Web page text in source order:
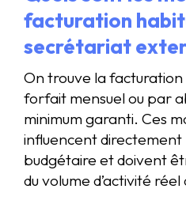
facturation
secrétariat
On trouve la facturation
forfait mensuel ou par
minimum garanti. Ces
influencent directement
budgétaire et doivent
du volume d’activité